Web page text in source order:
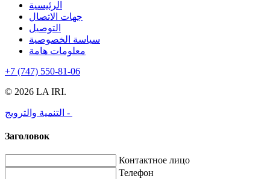
الرئيسية
جهات الاتصال
التوصيل
سياسة الخصوصية
معلومات هامة
+7 (747) 550-81-06
© 2026 LA IRI.
التنمية والترويج -
Заголовок
Контактное лицо
Телефон